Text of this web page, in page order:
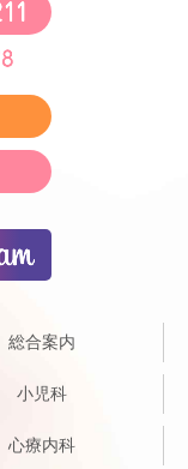
総合案内
小児科
心療内科